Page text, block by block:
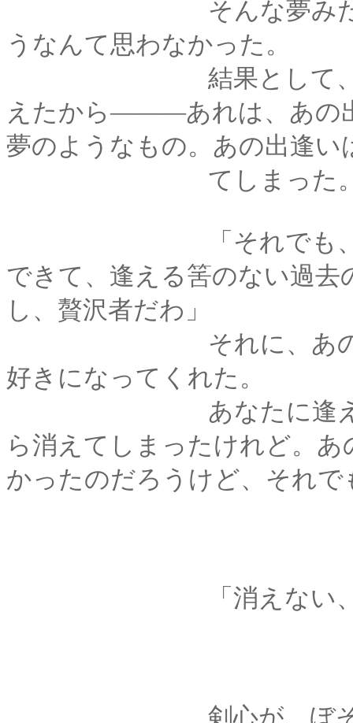
そんな夢みたいな「
うなんて思わなかった。
結果として、過去の
えたから―――あれは、あの
夢のようなもの。あの出逢い
てしまった
「それでも、行ける
できて、逢える筈のない過
し、贅沢者だわ」
それに、あの時代の
好きになってくれた。
あなたに逢えたとい
ら消えてしまったけれど。
かったのだろうけど、それ
「消えない、で
剣心が、ぼそりと